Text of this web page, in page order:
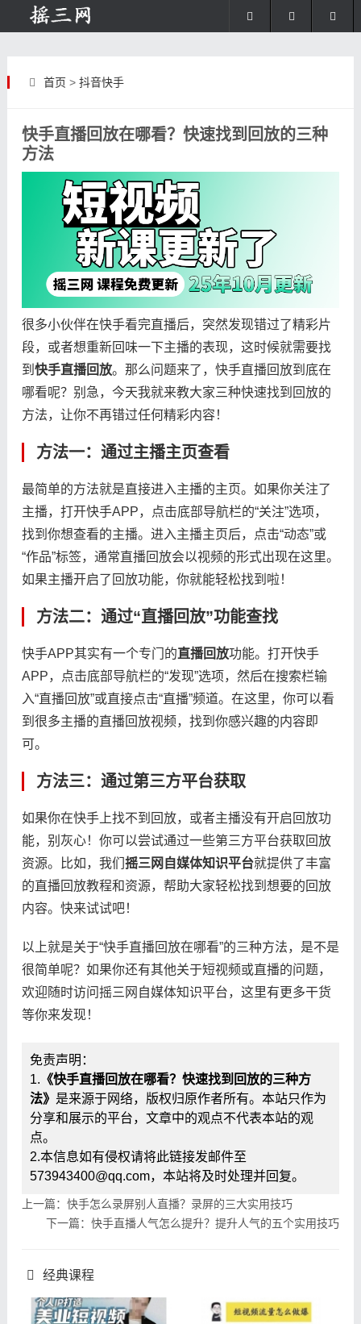
首页 > 抖音快手
快手直播回放在哪看？快速找到回放的三种
方法
很多小伙伴在快手看完直播后，突然发现错过了精彩片
段，或者想重新回味一下主播的表现，这时候就需要找
到 快手直播回放。那么问题来了，快手直播回放到底在
哪看呢？别急，今天我就来教大家三种快速找到回放的
方法，让你不再错过任何精彩内容！
方法一：通过主播主页查看
最简单的方法就是直接进入主播的主页。如果你关注了
主播，打开快手APP，点击底部导航栏的“关注”选项，
找到你想查看的主播。进入主播主页后，点击“动态”或
“作品”标签，通常直播回放会以视频的形式出现在这里。
如果主播开启了回放功能，你就能轻松找到啦！
方法二：通过“直播回放”功能查找
快手APP其实有一个专门的直播回放功能。打开快手
APP，点击底部导航栏的“发现”选项，然后在搜索栏输
入“直播回放”或直接点击“直播”频道。在这里，你可以看
到很多主播的直播回放视频，找到你感兴趣的内容即
可。
方法三：通过第三方平台获取
如果你在快手上找不到回放，或者主播没有开启回放功
能，别灰心！你可以尝试通过一些第三方平台获取回放
资源。比如，我们 摇三网自媒体知识平台就提供了丰富
的直播回放教程和资源，帮助大家轻松找到想要的回放
内容。快来试试吧！
以上就是关于“快手直播回放在哪看”的三种方法，是不是
很简单呢？如果你还有其他关于短视频或直播的问题，
欢迎随时访问摇三网自媒体知识平台，这里有更多干货
等你来发现！
免责声明：
1. 《快手直播回放在哪看？快速找到回放的三种方
法》 是来源于网络，版权归原作者所有。本站只作为
分享和展示的平台，文章中的观点不代表本站的观
点。
2.本信息如有侵权请将此链接发邮件至
573943400@qq.com，本站将及时处理并回复。
上一篇：快手怎么录屏别人直播？录屏的三大实用技巧
下一篇：快手直播人气怎么提升？提升人气的五个实用技巧
经典课程